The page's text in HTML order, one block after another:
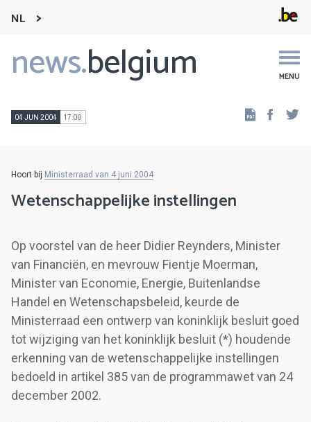
NL
news.belgium MENU
Main
navigation
04 JUN 2004 17:00
Hoort bij Ministerraad van 4 juni 2004
Wetenschappelijke instellingen
Op voorstel van de heer Didier Reynders, Minister
van Financiën, en mevrouw Fientje Moerman,
Minister van Economie, Energie, Buitenlandse
Handel en Wetenschapsbeleid, keurde de
Ministerraad een ontwerp van koninklijk besluit goed
tot wijziging van het koninklijk besluit (*) houdende
erkenning van de wetenschappelijke instellingen
bedoeld in artikel 385 van de programmawet van 24
december 2002.